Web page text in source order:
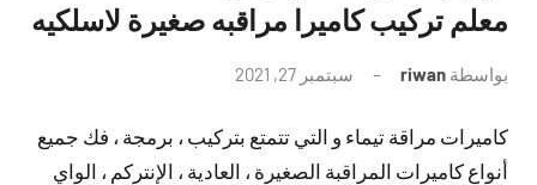
معلم تركيب كاميرا مراقبه صغيرة لاسلكيه
بواسطة riwan سبتمبر 27, 2021
تعليقات
كاميرات مراقة تيماء و التي تتمتع بتركيب ، برمجة ، فك جميع
أنواع كاميرات المراقبة الصغيرة ، العادية ، الإنتركم ، الواي